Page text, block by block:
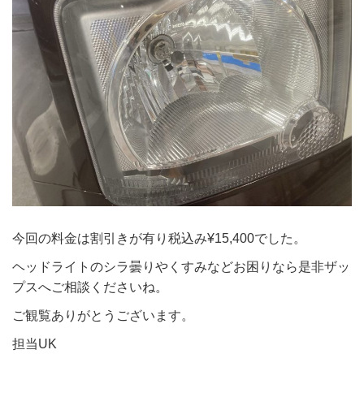
今回の料金は割引きが有り税込み¥15,400でした。
ヘッドライトのシラ曇りやくすみなどお困りなら是非ザッ
プスへご相談くださいね。
ご観覧ありがとうございます。
担当UK